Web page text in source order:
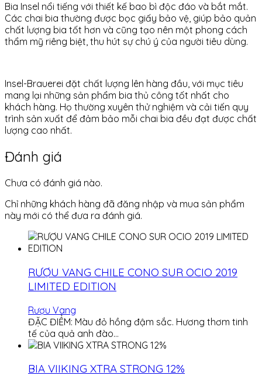
Bia Insel nổi tiếng với thiết kế bao bì độc đáo và bắt mắt.
Các chai bia thường được bọc giấy bảo vệ, giúp bảo quản
chất lượng bia tốt hơn và cũng tạo nên một phong cách
thẩm mỹ riêng biệt, thu hút sự chú ý của người tiêu dùng.
Insel-Brauerei đặt chất lượng lên hàng đầu, với mục tiêu
mang lại những sản phẩm bia thủ công tốt nhất cho
khách hàng. Họ thường xuyên thử nghiệm và cải tiến quy
trình sản xuất để đảm bảo mỗi chai bia đều đạt được chất
lượng cao nhất.
Đánh giá
Chưa có đánh giá nào.
Chỉ những khách hàng đã đăng nhập và mua sản phẩm
này mới có thể đưa ra đánh giá.
RƯỢU VANG CHILE CONO SUR OCIO 2019
LIMITED EDITION
Rượu Vang
ĐẶC ĐIỂM: Màu đỏ hồng đậm sắc. Hương thơm tinh
tế của quả anh đào…
BIA VIIKING XTRA STRONG 12%